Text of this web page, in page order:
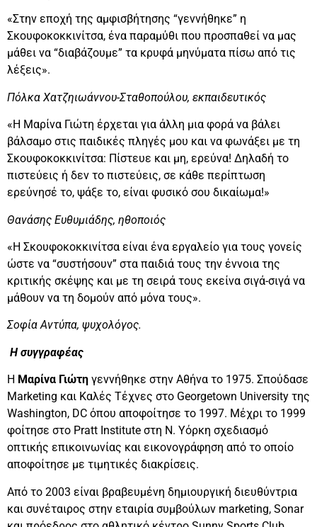
«Στην εποχή της αμφισβήτησης “γεννήθηκε” η
Σκουφοκοκκινίτσα, ένα παραμύθι που προσπαθεί να μας
μάθει να “διαβάζουμε” τα κρυφά μηνύματα πίσω από τις
λέξεις».
Πόλκα Χατζηιωάννου-Σταθοπούλου, εκπαιδευτικός
«H Μαρίνα Γιώτη έρχεται για άλλη μια φορά να βάλει
βάλσαμο στις παιδικές πληγές μου και να φωνάξει με τη
Σκουφοκοκκινίτσα: Πίστευε και μη, ερεύνα! Δηλαδή το
πιστεύεις ή δεν το πιστεύεις, σε κάθε περίπτωση
ερεύνησέ το, ψάξε το, είναι φυσικό σου δικαίωμα!»
Θανάσης Ευθυμιάδης, ηθοποιός
«Η Σκουφοκοκκινίτσα είναι ένα εργαλείο για τους γονείς
ώστε να “συστήσουν” στα παιδιά τους την έννοια της
κριτικής σκέψης και με τη σειρά τους εκείνα σιγά-σιγά να
μάθουν να τη δομούν από μόνα τους».
Σοφία Αντύπα, ψυχολόγος.
Η συγγραφέας
Η Μαρίνα Γιώτη γεννήθηκε στην Αθήνα το 1975. Σπούδασε
Marketing και Καλές Τέχνες στο Georgetown University της
Washington, DC όπου αποφοίτησε το 1997. Μέχρι το 1999
φοίτησε στο Pratt Institute στη Ν. Υόρκη σχεδιασμό
οπτικής επικοινωνίας και εικονογράφηση από το οποίο
αποφοίτησε με τιμητικές διακρίσεις.
Από το 2003 είναι βραβευμένη δημιουργική διευθύντρια
και συνέταιρος στην εταιρία συμβούλων marketing, Sonar